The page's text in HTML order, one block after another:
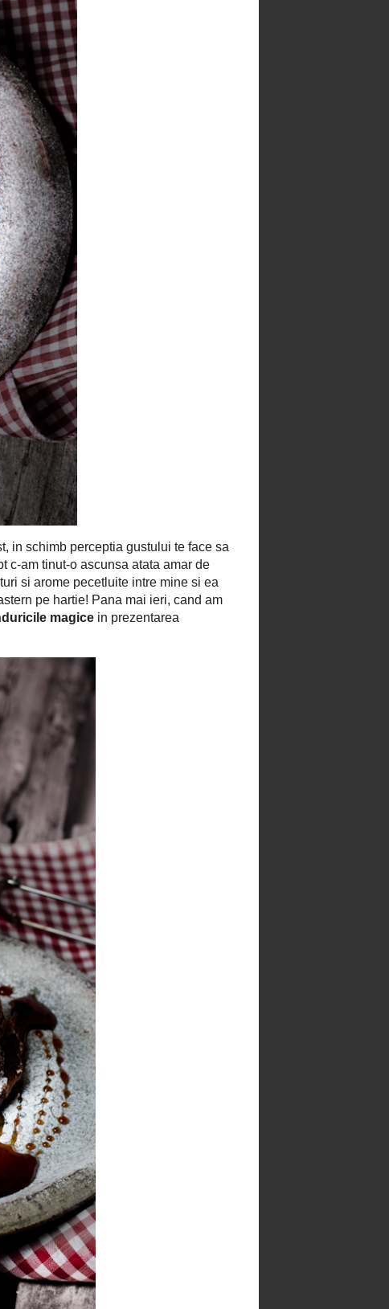
a mă întoarce la mine însămi. Bine
ai venit în colțul meu de suflet,
unde viața se gustă cu inima.
Vizualizați profilul meu complet
RASFOIESTE RETETARUL
GOOGLE TRANSLATE
Select Language
PERSOANE INTERESATE
ABONAŢI-VĂ LA
Postări
Comentarii
DULCEGARII
'40' de mucenici
Banana bread & chocolate
Batoane de musli cu fructe
Biscotti cu nuci si curmale
Biscuiti de migdale cu crema de
ciocolata si menta
Blueberry Crumble
Cake cu unt de arahide
Chec cu arome de lamaie,
menta verde si ciocolata
Chec pufosila
Cheesecake cu ciocolata alba si
parfum de menta
Cheesecake cu dovleac copt,
ghimbir si aroma de portocala
Cheesecake cu dulce de leche
Chocolate Brownies = Negrese
Ciocolata de casa cu alune de
padure
Clatite misterioase
Cookies
Corabioare la Marea Neagra
Cornulete fragede cu ciocolata
Cozonac cu rahat si ciocolata
Crispy cake cu branza
Cupcakes cu ciocolata si
buttercream
Cupcakes cu unt de arahide si
glazura de ciocolata